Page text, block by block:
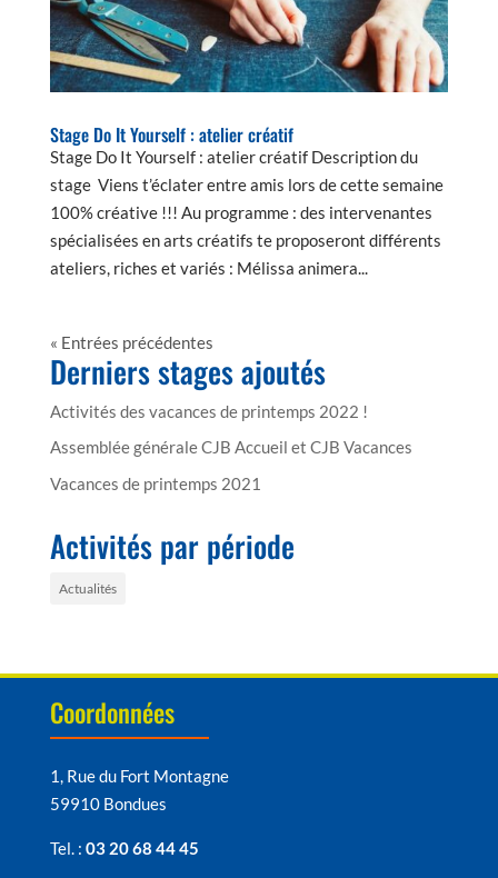
Stage Do It Yourself : atelier créatif
Stage Do It Yourself : atelier créatif Description du
stage Viens t’éclater entre amis lors de cette semaine
100% créative !!! Au programme : des intervenantes
spécialisées en arts créatifs te proposeront différents
ateliers, riches et variés : Mélissa animera...
« Entrées précédentes
Derniers stages ajoutés
Activités des vacances de printemps 2022 !
Assemblée générale CJB Accueil et CJB Vacances
Vacances de printemps 2021
Activités par période
Actualités
Coordonnées
1, Rue du Fort Montagne
59910 Bondues
Tel. : 03 20 68 44 45